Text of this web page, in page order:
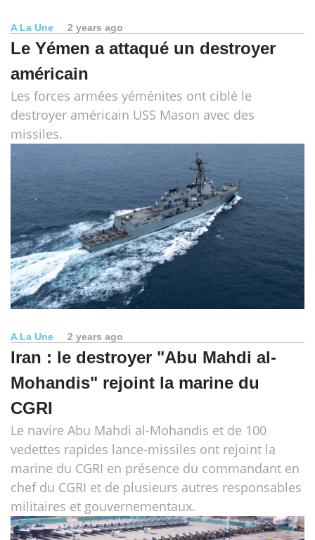
A La Une 2 years ago
Le Yémen a attaqué un destroyer
américain
Les forces armées yéménites ont ciblé le
destroyer américain USS Mason avec des
missiles.
A La Une 2 years ago
Iran : le destroyer "Abu Mahdi al-
Mohandis" rejoint la marine du
CGRI
Le navire Abu Mahdi al-Mohandis et de 100
vedettes rapides lance-missiles ont rejoint la
marine du CGRI en présence du commandant en
chef du CGRI et de plusieurs autres responsables
militaires et gouvernementaux.